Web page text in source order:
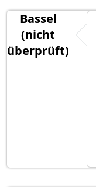
Bassel
(nicht
überprüft)